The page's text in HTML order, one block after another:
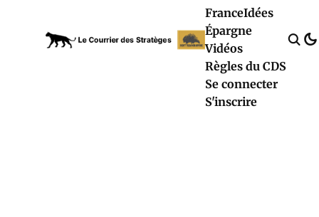
FranceIdées
Épargne
Vidéos
Règles du CDS
Se connecter
S'inscrire